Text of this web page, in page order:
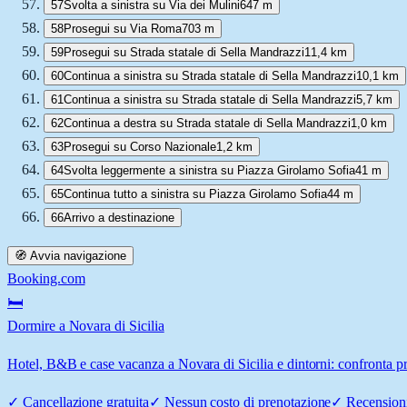
57Svolta a sinistra su Via dei Mulini647 m
58Prosegui su Via Roma703 m
59Prosegui su Strada statale di Sella Mandrazzi11,4 km
60Continua a sinistra su Strada statale di Sella Mandrazzi10,1 km
61Continua a sinistra su Strada statale di Sella Mandrazzi5,7 km
62Continua a destra su Strada statale di Sella Mandrazzi1,0 km
63Prosegui su Corso Nazionale1,2 km
64Svolta leggermente a sinistra su Piazza Girolamo Sofia41 m
65Continua tutto a sinistra su Piazza Girolamo Sofia44 m
66Arrivo a destinazione
🧭 Avvia navigazione
Booking.com
🛏️
Dormire a Novara di Sicilia
Hotel, B&B e case vacanza a Novara di Sicilia e dintorni: confronta
✓ Cancellazione gratuita✓ Nessun costo di prenotazione✓